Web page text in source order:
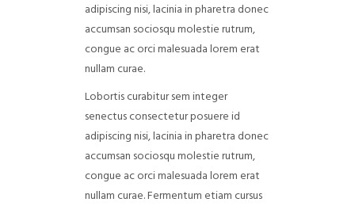
adipiscing nisi, lacinia in pharetra donec
accumsan sociosqu molestie rutrum,
congue ac orci malesuada lorem erat
nullam curae.
Lobortis curabitur sem integer
senectus consectetur posuere id
adipiscing nisi, lacinia in pharetra donec
accumsan sociosqu molestie rutrum,
congue ac orci malesuada lorem erat
nullam curae. Fermentum etiam cursus